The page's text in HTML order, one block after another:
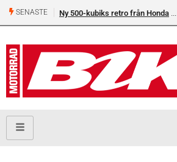
SENASTE Ny 500-kubiks retro från Honda